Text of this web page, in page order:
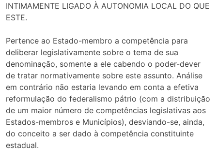
INTIMAMENTE LIGADO À AUTONOMIA LOCAL DO QUE
ESTE.
Pertence ao Estado-membro a competência para
deliberar legislativamente sobre o tema de sua
denominação, somente a ele cabendo o poder-dever
de tratar normativamente sobre este assunto. Análise
em contrário não estaria levando em conta a efetiva
reformulação do federalismo pátrio (com a distribuição
de um maior número de competências legislativas aos
Estados-membros e Municípios), desviando-se, ainda,
do conceito a ser dado à competência constituinte
estadual.